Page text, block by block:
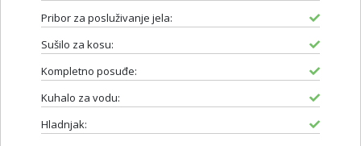
Pribor za posluživanje jela:
Sušilo za kosu:
Kompletno posuđe:
Kuhalo za vodu:
Hladnjak: